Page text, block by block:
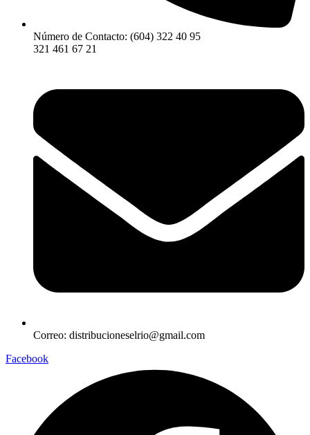
Número de Contacto: (604) 322 40 95
321 461 67 21
Correo: distribucioneselrio@gmail.com
Facebook